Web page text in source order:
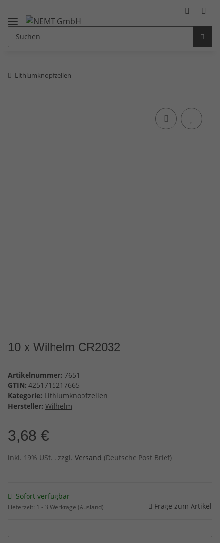
Lithiumknopfzellen
10 x Wilhelm CR2032
Artikelnummer: 7651
GTIN: 4251715217665
Kategorie: Lithiumknopfzellen
Hersteller: Wilhelm
3,68 €
inkl. 19% USt. , zzgl. Versand (Deutsche Post Brief)
Sofort verfügbar
Lieferzeit: 1 - 3 Werktage (Ausland) Frage zum Artikel